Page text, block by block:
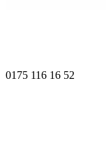
0175 116 16 52